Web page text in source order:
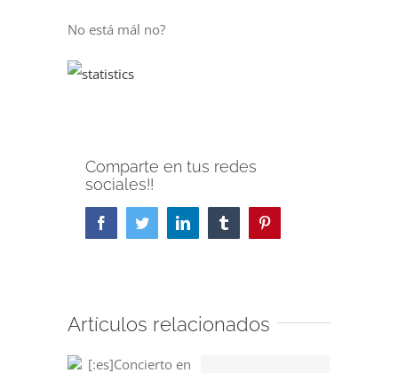
No está mál no?
Comparte en tus redes
sociales!!
FacebookTwitterLinkedIn Tumblr
Artículos relacionados